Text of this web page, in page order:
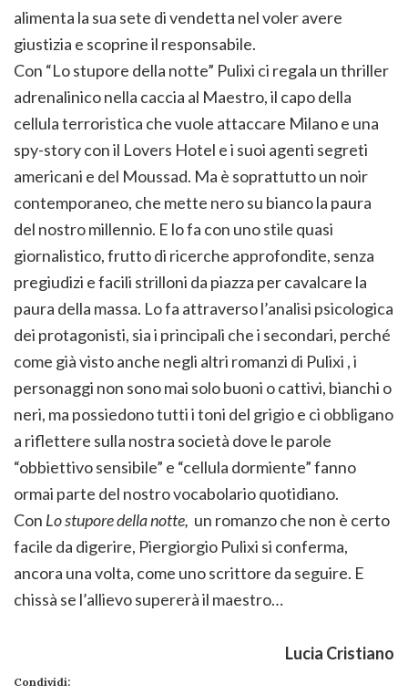
alimenta la sua sete di vendetta nel voler avere
giustizia e scoprine il responsabile.
Con “Lo stupore della notte” Pulixi ci regala un thriller
adrenalinico nella caccia al Maestro, il capo della
cellula terroristica che vuole attaccare Milano e una
spy-story con il Lovers Hotel e i suoi agenti segreti
americani e del Moussad. Ma è soprattutto un noir
contemporaneo, che mette nero su bianco la paura
del nostro millennio. E lo fa con uno stile quasi
giornalistico, frutto di ricerche approfondite, senza
pregiudizi e facili strilloni da piazza per cavalcare la
paura della massa. Lo fa attraverso l’analisi psicologica
dei protagonisti, sia i principali che i secondari, perché
come già visto anche negli altri romanzi di Pulixi , i
personaggi non sono mai solo buoni o cattivi, bianchi o
neri, ma possiedono tutti i toni del grigio e ci obbligano
a riflettere sulla nostra società dove le parole
“obbiettivo sensibile” e “cellula dormiente” fanno
ormai parte del nostro vocabolario quotidiano.
Con Lo stupore della notte, un romanzo che non è certo
facile da digerire, Piergiorgio Pulixi si conferma,
ancora una volta, come uno scrittore da seguire. E
chissà se l’allievo supererà il maestro…
Lucia Cristiano
Condividi: